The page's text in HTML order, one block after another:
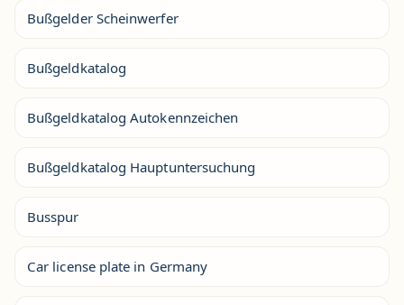
Bußgelder Scheinwerfer
Bußgeldkatalog
Bußgeldkatalog Autokennzeichen
Bußgeldkatalog Hauptuntersuchung
Busspur
Car license plate in Germany